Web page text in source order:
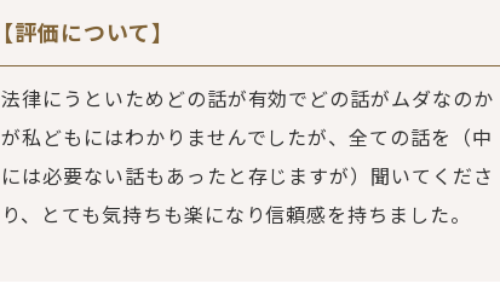
【評価について】
法律にうといためどの話が有効でどの話がムダなのか
が私どもにはわかりませんでしたが、全ての話を（中
には必要ない話もあったと存じますが）聞いてくださ
り、とても気持ちも楽になり信頼感を持ちました。